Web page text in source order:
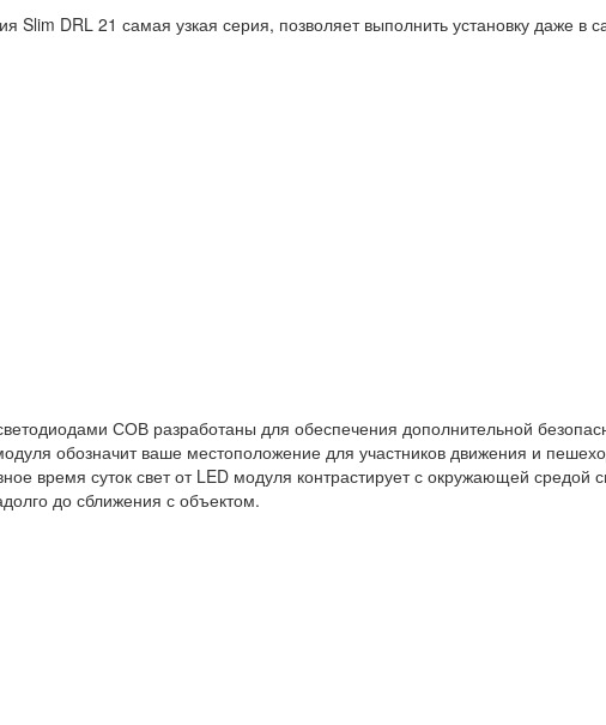
DRL 21 самая узкая серия, позволяет выполнить установку даже в
СОВ разработаны для обеспечения дополнительной
обозначит ваше местоположение для участников движения и
время суток свет от LED модуля контрастирует с окружающей средой
до сближения с объектом.